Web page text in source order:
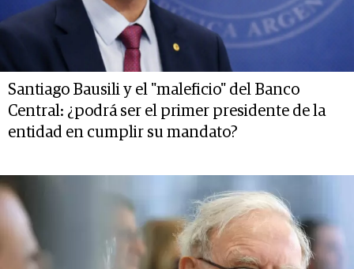
Santiago Bausili y el "maleficio" del Banco
Central: ¿podrá ser el primer presidente de la
entidad en cumplir su mandato?